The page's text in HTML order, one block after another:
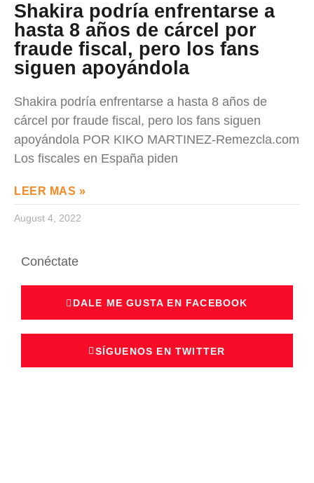
Shakira podría enfrentarse a
hasta 8 años de cárcel por
fraude fiscal, pero los fans
siguen apoyándola
Shakira podría enfrentarse a hasta 8 años de
cárcel por fraude fiscal, pero los fans siguen
apoyándola POR KIKO MARTINEZ-Remezcla.com
Los fiscales en España piden
LEER MAS »
August 4, 2022
Conéctate
DALE ME GUSTA EN FACEBOOK
SÍGUENOS EN TWITTER